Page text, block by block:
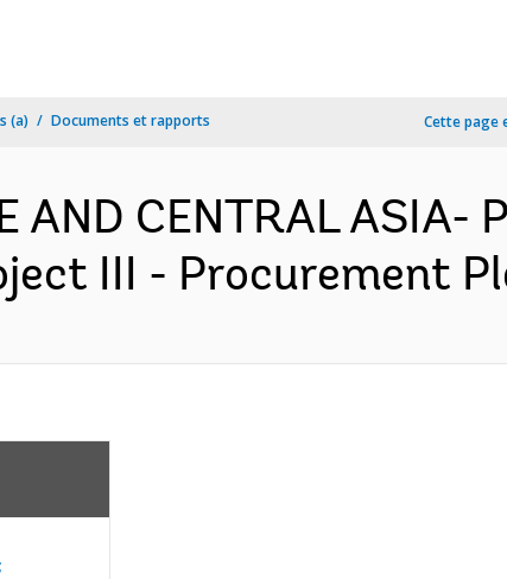
(a) Documents et rapports Cette page
AND CENTRAL ASIA-
III - Procurement